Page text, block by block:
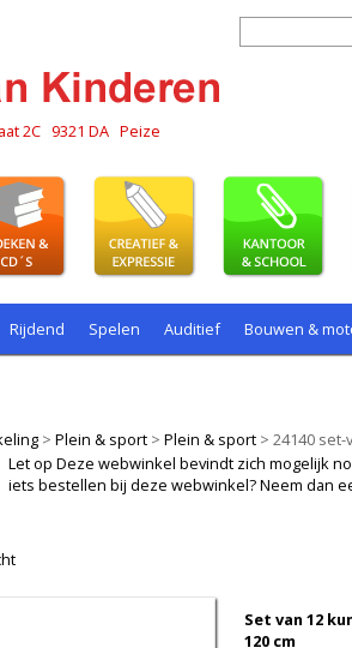
2C 9321 DA Peize
Rijdend Spelen Auditief Bouwen &
> Plein & sport > Plein & sport > 24140
Let op Deze webwinkel bevindt zich mogelijk
iets bestellen bij deze webwinkel? Neem dan
Set van 12
120 cm